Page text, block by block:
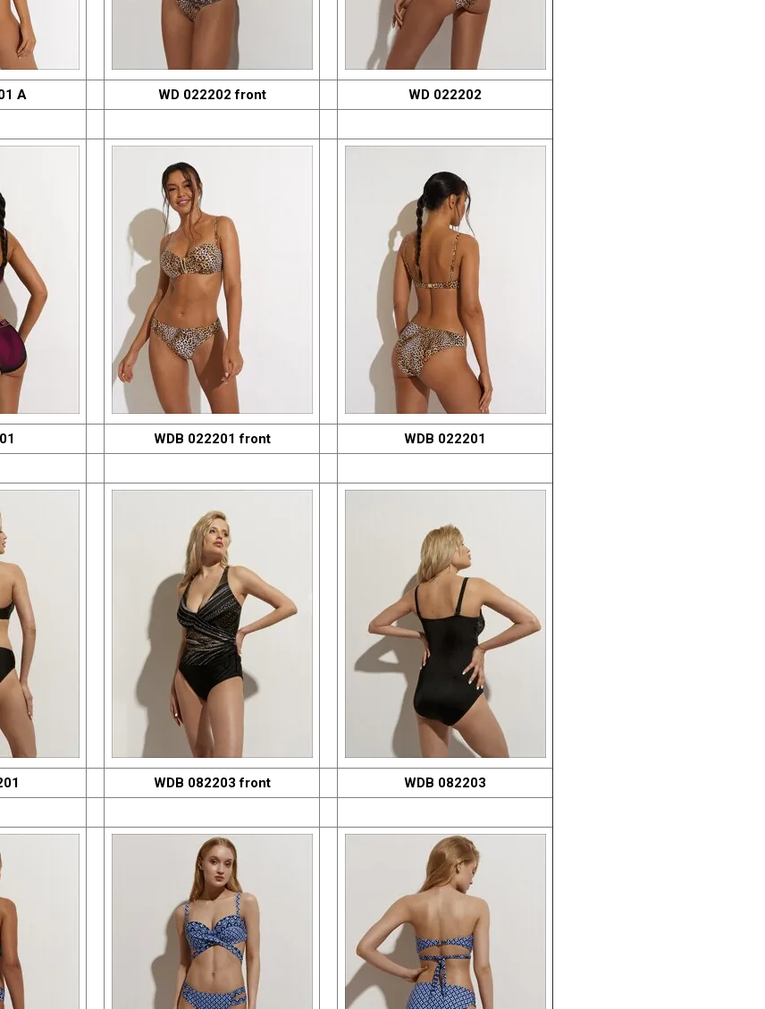
A WD 022202 front WD 022202
WDB 022201 front WDB 022201
WDB 082203 front WDB 082203